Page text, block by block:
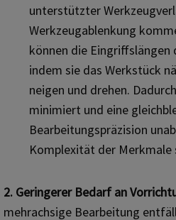
unterstützter
Werkzeugablenkung
können die Eingriffslängen
indem sie das Werkstück
neigen und drehen.
minimiert und eine
Bearbeitungspräzision
Komplexität der
2. Geringerer Bedarf an
mehrachsige Bearbeitung